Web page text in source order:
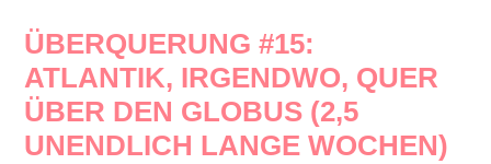
ÜBERQUERUNG #15:
ATLANTIK, IRGENDWO, QUER
ÜBER DEN GLOBUS (2,5
UNENDLICH LANGE WOCHEN)